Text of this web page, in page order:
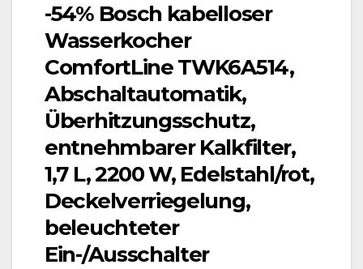
-54% Bosch kabelloser
Wasserkocher
ComfortLine TWK6A514,
Abschaltautomatik,
Überhitzungsschutz,
entnehmbarer Kalkfilter,
1,7 L, 2200 W, Edelstahl/rot,
Deckelverriegelung,
beleuchteter
Ein-/Ausschalter